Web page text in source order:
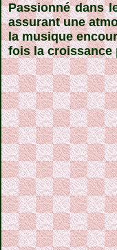
Passionné dans
assurant une
la musique
fois la croissance